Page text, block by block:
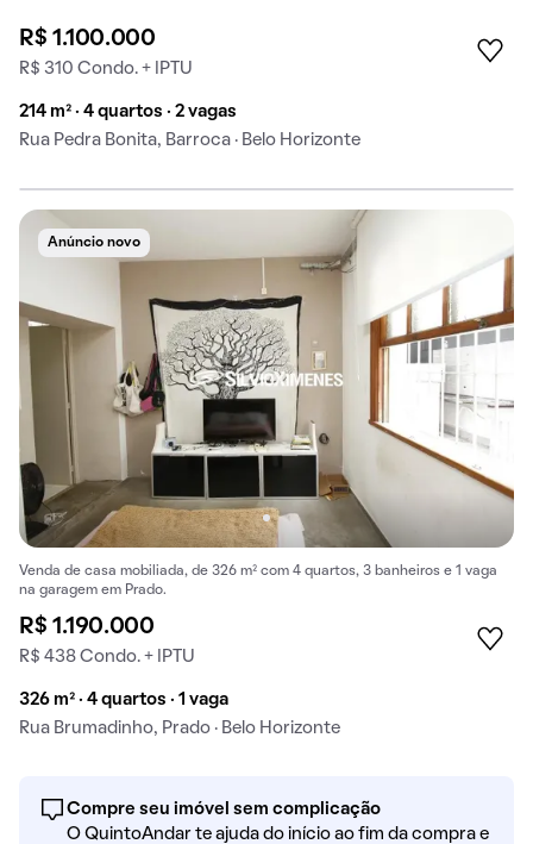
R$ 1.100.000
R$ 310 Condo. + IPTU
214 m² · 4 quartos · 2 vagas
Rua Pedra Bonita, Barroca · Belo Horizonte
Anúncio novo
Venda de casa mobiliada, de 326 m² com 4 quartos, 3 banheiros e 1 vaga
na garagem em Prado.
R$ 1.190.000
R$ 438 Condo. + IPTU
326 m² · 4 quartos · 1 vaga
Rua Brumadinho, Prado · Belo Horizonte
Compre seu imóvel sem complicação
O QuintoAndar te ajuda do início ao fim da compra e